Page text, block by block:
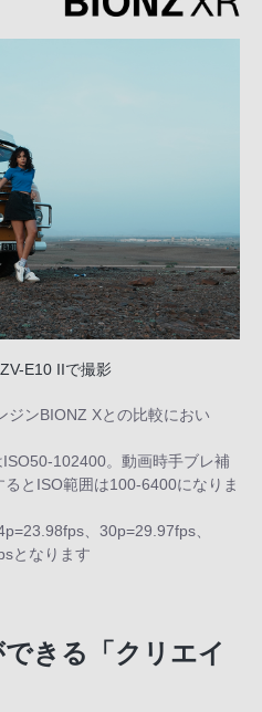
E10 IIで撮影
ジンBIONZ Xとの比較におい
102400。動画時手ブレ補
とISO範囲は100-6400になりま
、30p=29.97fps、
となります
きる「クリエイ